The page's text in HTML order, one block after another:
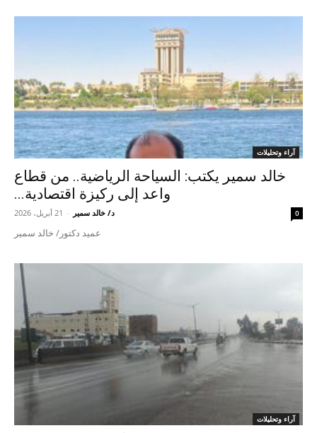
آراء وتحليلات
خالد سمير يكتب: السياحة الرياضية.. من قطاع
واعد إلى ركيزة اقتصادية...
د/ خالد سمير - 21 أبريل، 2026 0
عميد دكتور/ خالد سمير
آراء وتحليلات